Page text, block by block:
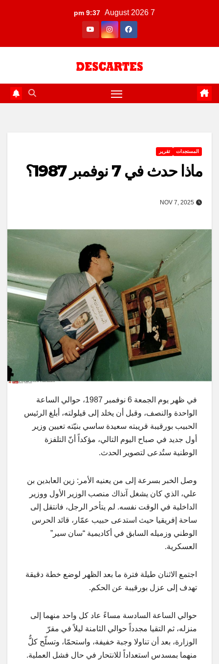
7 August 2026
9:37 pm
المستجدات تقرير
ماذا حدث في 7 نوفمبر 1987؟
NOV 7, 2025
في ظهر يوم الجمعة 6 نوفمبر 1987، حوالي الساعة
الواحدة والنصف، وقبل أن يخلد إلى قيلولته، أبلغ الرئيس
الحبيب بورقيبة قريبته سعيدة ساسي بنيّته تعيين وزير
أول جديد في صباح اليوم التالي، مؤكداً أنّ التلفزة
الوطنية ستُدعى لتصوير الحدث.
وصل الخبر بسرعة إلى من يعنيه الأمر: زين العابدين بن
علي، الذي كان يشغل آنذاك منصب الوزير الأول ووزير
الداخلية في الوقت نفسه. لم يتأخر الرجل، فانتقل إلى
ساحة إفريقيا حيث استدعى حبيب عمّار، قائد الحرس
الوطني وزميله السابق في أكاديمية “سان سير”
العسكرية.
اجتمع الاثنان طيلة فترة ما بعد الظهر لوضع خطة دقيقة
تهدف إلى عزل بورقيبة عن الحكم.
حوالي الساعة السادسة مساءً عاد كل واحد منهما إلى
منزله، ثم التقيا مجدداً حوالي الثامنة ليلاً في مقرّ
الوزارة، بعد أن تناولا وجبة خفيفة، واستحمّا، وتسلّح كلٌّ
منهما بمسدس استعداداً للانتحار في حال فشل العملية.